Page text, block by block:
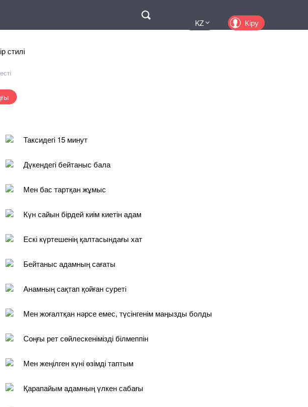
KZ Кіру
стилі
Таксидегі 15 минут
Дүкендегі бейтаныс бала
Мен бас тартқан жұмыс
Күн сайын бірдей киім киетін адам
Ескі күртешенің қалтасындағы хат
Бейтаныс адамның сағаты
Анамның сақтап қойған суреті
Мен жоғалтқан нәрсе емес, түсінгенім маңызды болды
Соңғы рет сөйлескенімізді білмеппін
Мен жеңілген күні өзімді таптым
Қарапайым адамның үлкен сабағы